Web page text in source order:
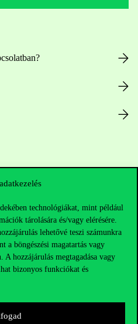
technológiákat, mint például
tárolására és/vagy elérésére.
lehetővé teszi számunkra
a böngészési magatartás vagy
A hozzájárulás megtagadása vagy
bizonyos funkciókat és